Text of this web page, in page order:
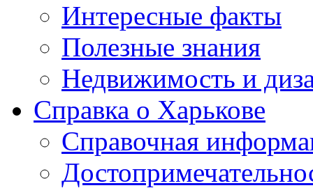
Интересные факты
Полезные знания
Недвижимость и
Справка о Харькове
Справочная